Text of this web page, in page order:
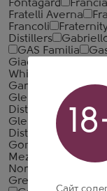
Fontagard
Fratelli Averna
‎Francoli
Distillers
GAS Familia
Giacomo Sperone
Whisky
Garioch
Glen
Glencadam
Distillery
Glenkinchie
Distillery
Globefill
Gonzalez Byass
Mezcal
Grandes
Northern Distillery
Green Utopia
Сайт